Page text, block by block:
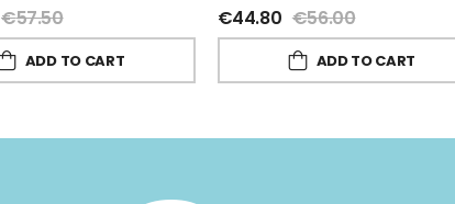
€57.50
ADD TO CART
€44.80 €56.00
ADD TO CART